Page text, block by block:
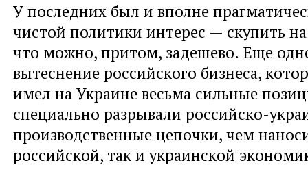
У последних был и вполне
чистой политики интерес — скупить
что можно, притом, задешево. Еще
вытеснение российского бизнеса,
имел на Украине весьма сильные
специально разрывали российско-
производственные цепочки, чем
российской, так и украинской